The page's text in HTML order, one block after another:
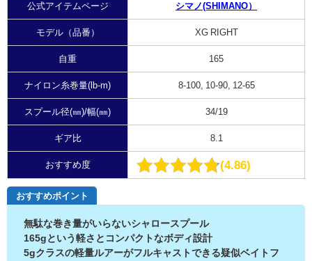
公式アイテムページ シマノ(SHIMANO）
モデル（品番） XG RIGHT
自重 165
ナイロン糸巻量(lb-m) 8-100, 10-90, 12-65
スプール径(㎜)/幅(㎜) 34/19
ギア比 8.1
おすすめ度 4.86
おすすめポイント
無駄な巻き量がいらないシャロースプール
165gという軽さとコンパクトなボディ設計
5gクラスの軽量ルアーがフルキャストできる疑似ベイトフ